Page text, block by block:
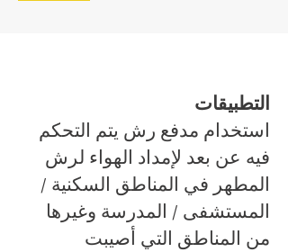
التطبيقات
استخدام مدفع رش يتم التحكم
فيه عن بعد لإمداد الهواء لرش
المطهر في المناطق السكنية /
المستشفى / المدرسة وغيرها
من المناطق التي أصيبت